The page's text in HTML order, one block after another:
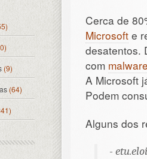
Cerca de
Microsoft e
desatentos.
com
A Microsoft
Podem
Alguns dos
-
(9)
(64)